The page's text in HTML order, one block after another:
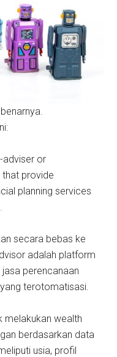
adviser or
provide
planning services
secara bebas ke
adalah platform
perencanaan
terotomatisasi.
melakukan wealth
berdasarkan data
usia, profil